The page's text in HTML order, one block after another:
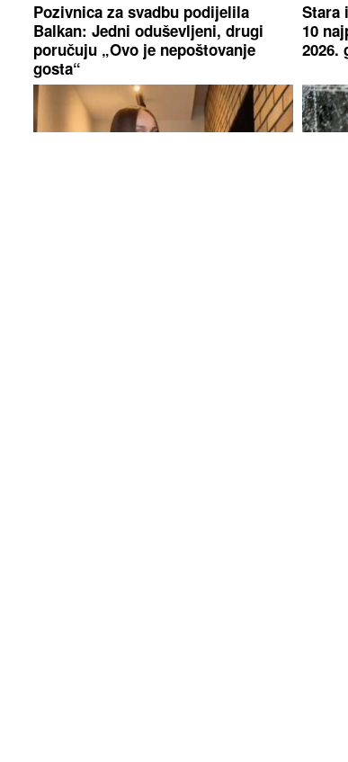
Pozivnica za svadbu podijelila
Balkan: Jedni oduševljeni, drugi
poručuju „Ovo je nepoštovanje
gosta“
Stara
10
2026.